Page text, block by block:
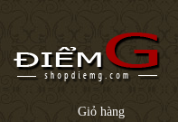
Giỏ hàng